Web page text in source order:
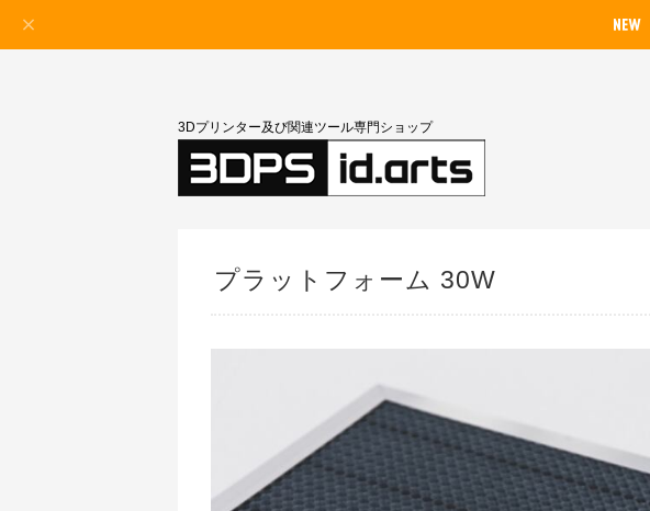
3Dプリンター及び関連ツール専門ショップ
プラットフォーム 30W